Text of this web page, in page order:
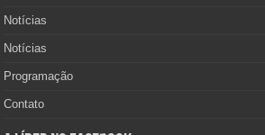
Notícias
Notícias
Programação
Contato